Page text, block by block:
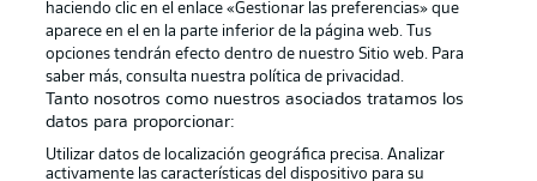
Sello Editorial Contacto
haciendo clic en el enlace «Gestionar las preferencias» que
aparece en el en la parte inferior de la página web. Tus
opciones tendrán efecto dentro de nuestro Sitio web. Para
saber más, consulta nuestra política de privacidad.
Tanto nosotros como nuestros asociados tratamos los
datos para proporcionar:
Utilizar datos de localización geográfica precisa. Analizar
activamente las características del dispositivo para su